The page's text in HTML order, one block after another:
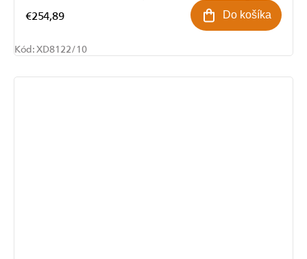
€254,89 Do košíka
Kód:XD8122/10